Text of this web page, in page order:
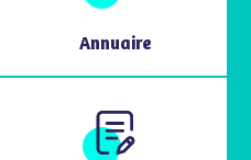
Annuaire